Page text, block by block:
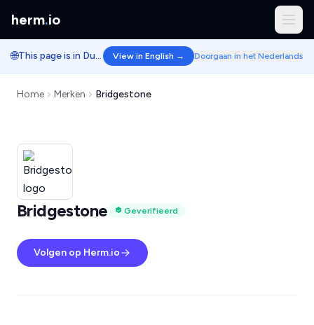
herm.io
🌐 This page is in Dutch. View in English → Doorgaan in het Nederlands
Home Merken Bridgestone
Bridgestone Geverifieerd
Volgen op Herm.io